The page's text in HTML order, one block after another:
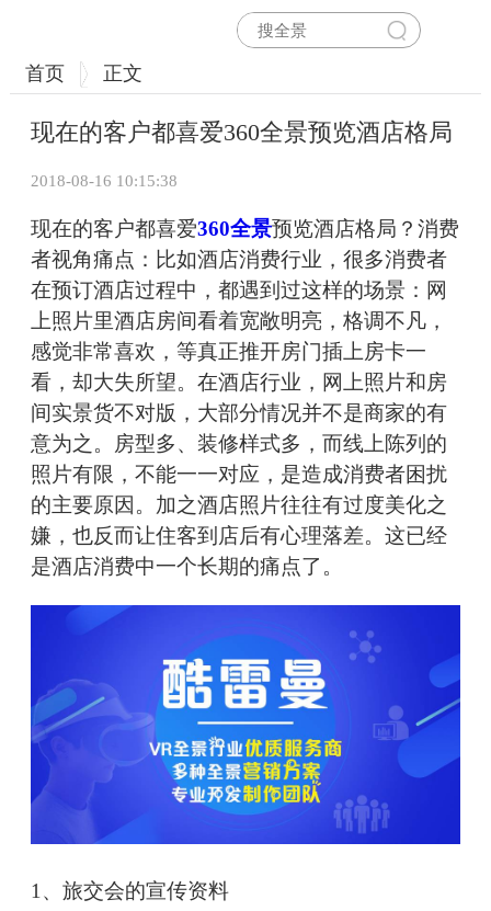
首页 正文
现在的客户都喜爱360全景预览酒店格局
2018-08-16 10:15:38
现在的客户都喜爱360全景预览酒店格局？消费
者视角痛点：比如酒店消费行业，很多消费者
在预订酒店过程中，都遇到过这样的场景：网
上照片里酒店房间看着宽敞明亮，格调不凡，
感觉非常喜欢，等真正推开房门插上房卡一
看，却大失所望。在酒店行业，网上照片和房
间实景货不对版，大部分情况并不是商家的有
意为之。房型多、装修样式多，而线上陈列的
照片有限，不能一一对应，是造成消费者困扰
的主要原因。加之酒店照片往往有过度美化之
嫌，也反而让住客到店后有心理落差。这已经
是酒店消费中一个长期的痛点了。
1、旅交会的宣传资料